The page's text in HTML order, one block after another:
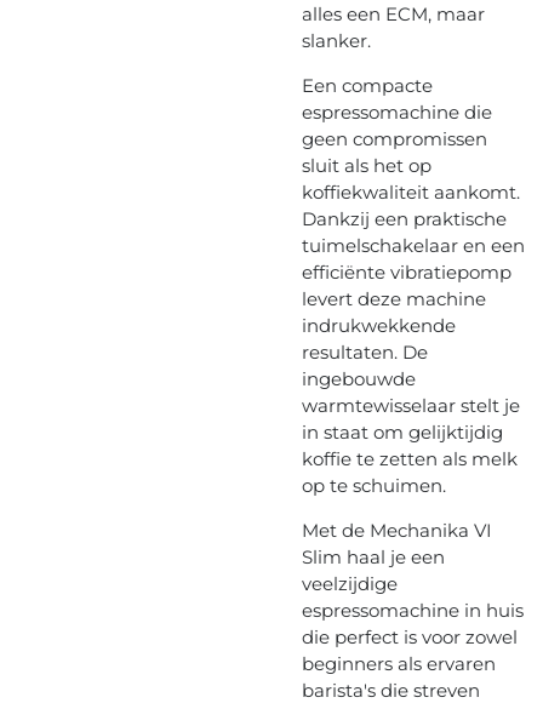
alles een ECM, maar
slanker.
Een compacte
espressomachine die
geen compromissen
sluit als het op
koffiekwaliteit aankomt.
Dankzij een praktische
tuimelschakelaar en een
efficiënte vibratiepomp
levert deze machine
indrukwekkende
resultaten. De
ingebouwde
warmtewisselaar stelt je
in staat om gelijktijdig
koffie te zetten als melk
op te schuimen.
Met de Mechanika VI
Slim haal je een
veelzijdige
espressomachine in huis
die perfect is voor zowel
beginners als ervaren
barista's die streven